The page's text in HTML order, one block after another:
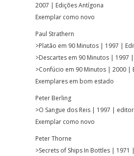
2007 | Edições Antígona
Exemplar como novo
Paul Strathern
>Platão em 90 Minutos | 1997 |
>Descartes em 90 Minutos | 1997
>Confúcio em 90 Minutos | 2000 |
Exemplares em bom estado
Peter Berling
>O Sangue dos Reis | 1997 |
Exemplar como novo
Peter Thorne
>Secrets of Ships In Bottles |